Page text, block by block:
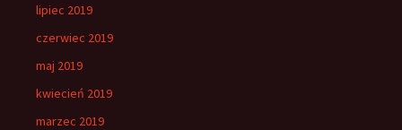
lipiec 2019
czerwiec 2019
maj 2019
kwiecień 2019
marzec 2019